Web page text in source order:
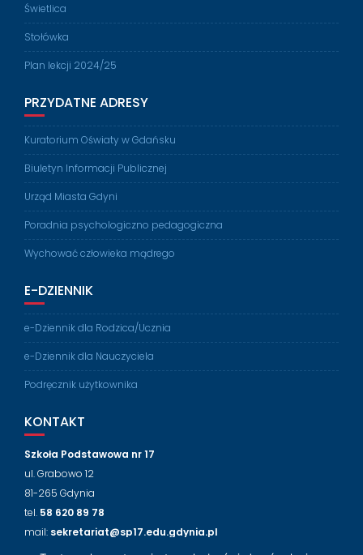
Świetlica
Stołówka
Plan lekcji 2024/25
PRZYDATNE ADRESY
Kuratorium Oświaty w Gdańsku
Biuletyn Informacji Publicznej
Urząd Miasta Gdyni
Poradnia psychologiczno pedagogiczna
Wychować człowieka mądrego
E-DZIENNIK
e-Dziennik dla Rodzica/Ucznia
e-Dziennik dla Nauczyciela
Podręcznik użytkownika
KONTAKT
Szkoła Podstawowa nr 17
ul. Grabowo 12
81-265 Gdynia
tel. 58 620 89 78
mail: sekretariat@sp17.edu.gdynia.pl